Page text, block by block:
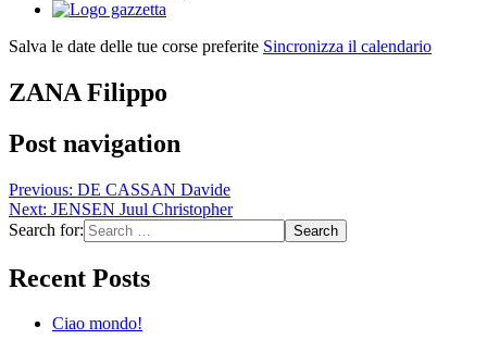
Salva le date delle tue corse preferite Sincronizza il calendario
ZANA Filippo
Post navigation
Previous: DE CASSAN Davide
Next: JENSEN Juul Christopher
Search for:
Recent Posts
Ciao mondo!